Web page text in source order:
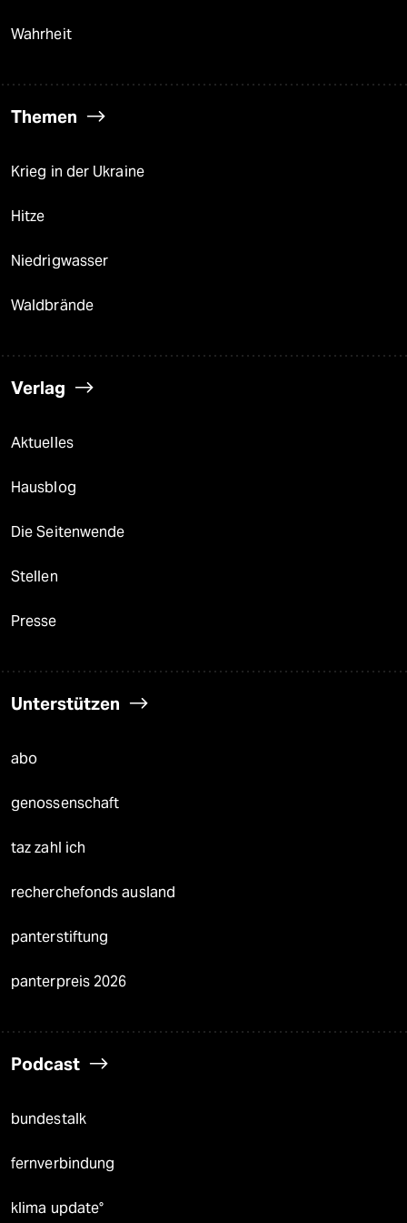
Wahrheit
Themen
Krieg in der Ukraine
Hitze
Niedrigwasser
Waldbrände
Verlag
Aktuelles
Hausblog
Die Seitenwende
Stellen
Presse
Unterstützen
abo
genossenschaft
taz zahl ich
recherchefonds ausland
panterstiftung
panterpreis 2026
Podcast
bundestalk
fernverbindung
klima update°